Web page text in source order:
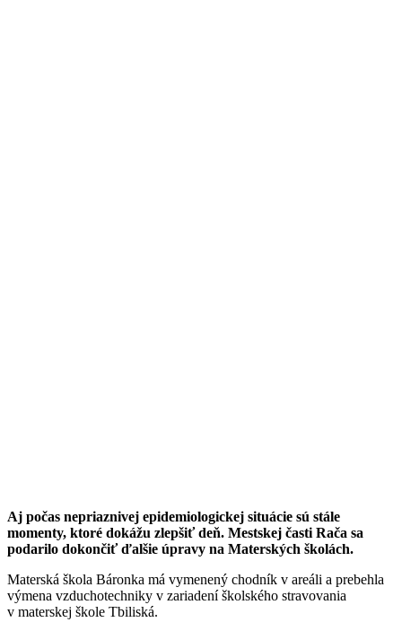
Aj počas nepriaznivej epidemiologickej situácie sú stále
momenty, ktoré dokážu zlepšiť deň. Mestskej časti Rača sa
podarilo dokončiť ďalšie úpravy na Materských školách.
Materská škola Báronka má vymenený chodník v areáli a prebehla
výmena vzduchotechniky v zariadení školského stravovania
v materskej škole Tbiliská.